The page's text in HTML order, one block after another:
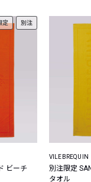
スブランド
すすめアイテム
定 別注
ビーチ
VILEBREQUIN
別注限定
タオル